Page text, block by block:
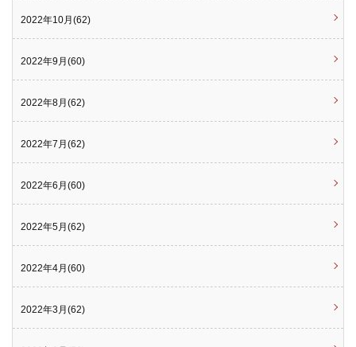
2022年10月(62)
2022年9月(60)
2022年8月(62)
2022年7月(62)
2022年6月(60)
2022年5月(62)
2022年4月(60)
2022年3月(62)